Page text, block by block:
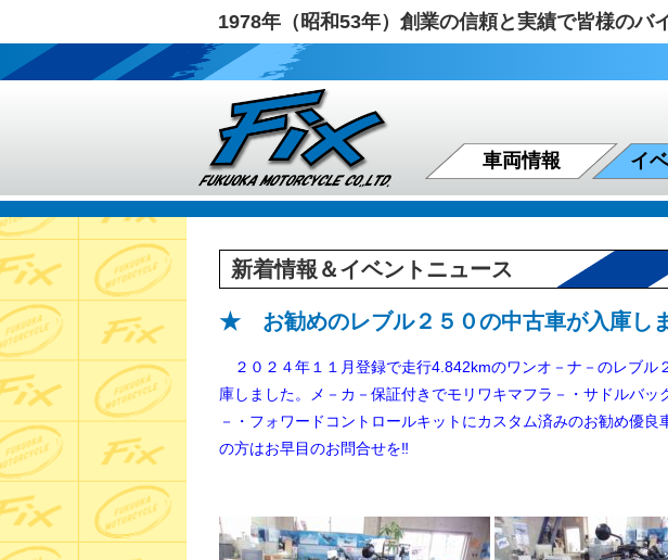
1978年（昭和53年）創業の信頼と実績で皆様の
車両情報 イ
新着情報＆イベントニュース
★ お勧めのレブル２５０の中古車が入庫し
２０２４年１１月登録で走行4.842kmのワンオ－ナ－のレブル
庫しました。メ－カ－保証付きでモリワキマフラ－・サドルバッ
－・フォワードコントロールキットにカスタム済みのお勧め優良
の方はお早目のお問合せを‼️